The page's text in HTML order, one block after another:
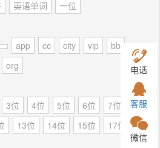
英语单词
一位
app cc city vip
bb
org
3位 4位 5位 6位 7位
8位
13位 14位 15位
17位
电话
客服
微信